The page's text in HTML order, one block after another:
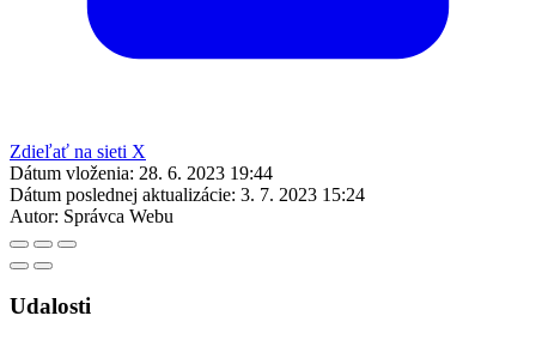
Zdieľať na sieti X
Dátum vloženia: 28. 6. 2023 19:44
Dátum poslednej aktualizácie: 3. 7. 2023 15:24
Autor: Správca Webu
Udalosti